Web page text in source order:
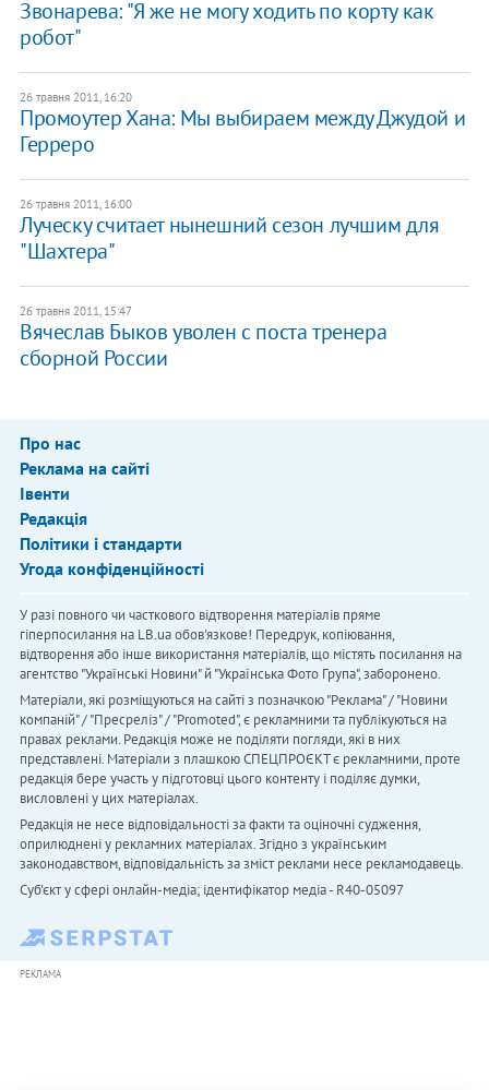
Звонарева: "Я же не могу ходить по корту как
робот"
26 травня 2011, 16:20
Промоутер Хана: Мы выбираем между Джудой и
Герреро
26 травня 2011, 16:00
Луческу считает нынешний сезон лучшим для
"Шахтера"
26 травня 2011, 15:47
Вячеслав Быков уволен с поста тренера
сборной России
Про нас
Реклама на сайті
Івенти
Редакція
Політики і стандарти
Угода конфіденційності
У разі повного чи часткового відтворення матеріалів пряме
гіперпосилання на LB.ua обов'язкове! Передрук, копіювання,
відтворення або інше використання матеріалів, що містять посилання на
агентство "Українськi Новини" й "Українська Фото Група", заборонено.
Матеріали, які розміщуються на сайті з позначкою "Реклама" / "Новини
компаній" / "Пресреліз" / "Promoted", є рекламними та публікуються на
правах реклами. Редакція може не поділяти погляди, які в них
представлені. Матеріали з плашкою СПЕЦПРОЄКТ є рекламними, проте
редакція бере участь у підготовці цього контенту і поділяє думки,
висловлені у цих матеріалах.
Редакція не несе відповідальності за факти та оціночні судження,
оприлюднені у рекламних матеріалах. Згідно з українським
законодавством, відповідальність за зміст реклами несе рекламодавець.
Cуб'єкт у сфері онлайн-медіа; ідентифікатор медіа - R40-05097
РЕКЛАМА